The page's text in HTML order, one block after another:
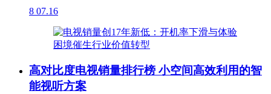
8 07.16
高对比度电视销量排行榜 小空间高效利用的智
能视听方案